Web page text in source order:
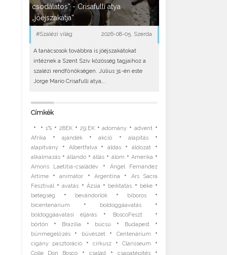
csodálatos” - Crisafulli atya
„jóéjszakátja”
#Szalézi világ 2026-08-05, Szerda
A tanácsosok továbbra is jóéjszakátokat
intéznek a Szent Szív közösség tagjaihoz a
szalézi rendfőnökségen. Július 31-én este
Jorge Mario Crisafulli atya,..
Címkék
• •1% • 28EK• 29.EK•adomány •advent •
Afrika •ajándék •akció • alapítás•
alapítvány• Albertfalva •áldás •áldozat •
alkalmazás•állandó •állás • álom • Amerika •
Amoris Laetitia-családév•
Ángel Fernández
Artime•animátor •Argentína •
Ars Sacra
Fesztivál•avatás • Ázsia • beiktatás • béke•
betegség • bevándorlók• bíboros•
bicentenárium • boldoggáavatás•
boldoggáavatási eljárás • BoscoFeszt •
börtön • Brazília • búcsú • Budapest •
bűnmegelőzés• bűvészet• Centenárium •
cigány pasztoráció• cirkusz• Clarisseum •
Colle Don Bosco• család • csapatépítés •